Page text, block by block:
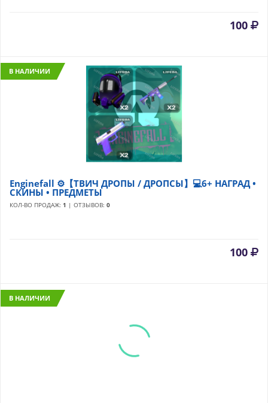
100
В НАЛИЧИИ
Enginefall ⚙️【ТВИЧ ДРОПЫ / ДРОПСЫ】💻6+ НАГРАД •
СКИНЫ • ПРЕДМЕТЫ
КОЛ-ВО ПРОДАЖ: 1 | ОТЗЫВОВ: 0
100
В НАЛИЧИИ